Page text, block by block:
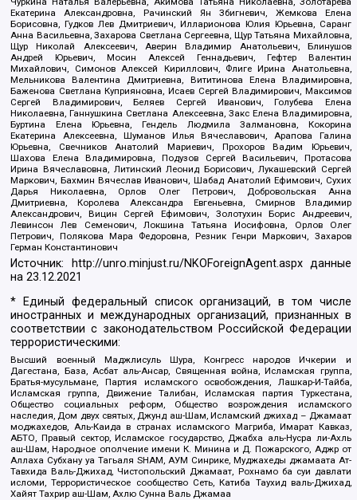
Екатерина Александровна, Рачинский Ян Збигневич, Жемкова Елена
Борисовна, Гудков Лев Дмитриевич, Илларионова Юлия Юрьевна, Саранг
Анна Васильевна, Захарова Светлана Сергеевна, Щур Татьяна Михайловна,
Щур Николай Алексеевич, Аверин Владимир Анатольевич, Блинушов
Андрей Юрьевич, Мосин Алексей Геннадьевич, Гефтер Валентин
Михайлович, Симонов Алексей Кириллович, Флиге Ирина Анатольевна,
Мельникова Валентина Дмитриевна, Вититинова Елена Владимировна,
Баженова Светлана Куприяновна, Исаев Сергей Владимирович, Максимов
Сергей Владимирович, Беляев Сергей Иванович, Голубева Елена
Николаевна, Ганнушкина Светлана Алексеевна, Закс Елена Владимировна,
Буртина Елена Юрьевна, Гендель Людмила Залмановна, Кокорина
Екатерина Алексеевна, Шуманов Илья Вячеславович, Арапова Галина
Юрьевна, Свечников Анатолий Мариевич, Прохоров Вадим Юрьевич,
Шахова Елена Владимировна, Подузов Сергей Васильевич, Протасова
Ирина Вячеславовна, Литинский Леонид Борисович, Лукашевский Сергей
Маркович, Бахмин Вячеслав Иванович, Шабад Анатолий Ефимович, Сухих
Дарья Николаевна, Орлов Олег Петрович, Добровольская Анна
Дмитриевна, Королева Александра Евгеньевна, Смирнов Владимир
Александрович, Вицин Сергей Ефимович, Золотухин Борис Андреевич,
Левинсон Лев Семенович, Локшина Татьяна Иосифовна, Орлов Олег
Петрович, Полякова Мара Федоровна, Резник Генри Маркович, Захаров
Герман Константинович
Источник: http://unro.minjust.ru/NKOForeignAgent.aspxданные
на23.12.2021
* Единый федеральный список организаций, в том числе
иностранных и международных организаций, признанных в
соответствии с законодательством Российской Федерации
террористическими:
Высший военный Маджлисуль Шура, Конгресс народов Ичкерии и
Дагестана, База, Асбат аль-Ансар, Священная война, Исламская группа,
Братья-мусульмане, Партия исламского освобождения, Лашкар-И-Тайба,
Исламская группа, Движение Талибан, Исламская партия Туркестана,
Общество социальных реформ, Общество возрождения исламского
наследия, Дом двух святых, Джунд аш-Шам, Исламский джихад – Джамаат
моджахедов, Аль-Каида в странах исламского Магриба, Имарат Кавказ,
АБТО, Правый сектор, Исламское государство, Джабха аль-Нусра ли-Ахль
аш-Шам, Народное ополчение имени К. Минина и Д. Пожарского, Аджр от
Аллаха Субхану уа Тагьаля SHAM, АУМ Синрике, Муджахеды джамаата Ат-
Тавхида Валь-Джихад, Чистопольский Джамаат, Рохнамо ба суи давлати
исломи, Террористическое сообщество Сеть, Катиба Таухид валь-Джихад,
Хайят Тахрир аш-Шам, Ахлю Сунна Валь Джамаа